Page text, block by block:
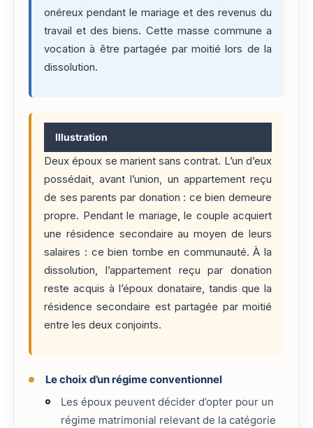
onéreux pendant le mariage et des revenus du
travail et des biens. Cette masse commune a
vocation à être partagée par moitié lors de la
dissolution.
Illustration
Deux époux se marient sans contrat. L’un d’eux
possédait, avant l’union, un appartement reçu
de ses parents par donation : ce bien demeure
propre. Pendant le mariage, le couple acquiert
une résidence secondaire au moyen de leurs
salaires : ce bien tombe en communauté. À la
dissolution, l’appartement reçu par donation
reste acquis à l’époux donataire, tandis que la
résidence secondaire est partagée par moitié
entre les deux conjoints.
Le choix d’un régime conventionnel
Les époux peuvent décider d’opter pour un
régime matrimonial relevant de la catégorie